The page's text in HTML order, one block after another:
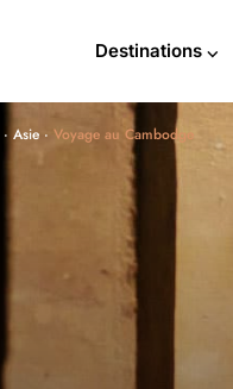
Destinations ⌵
· Asie · Voyage au Cambodge